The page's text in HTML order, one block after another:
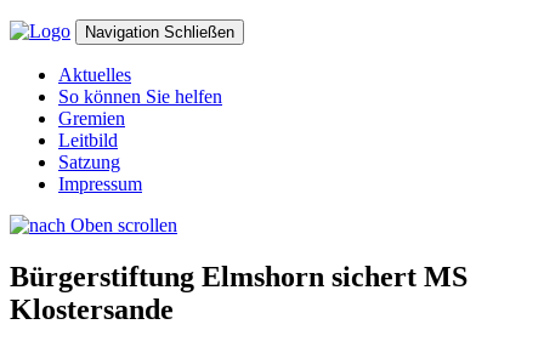
Navigation Schließen
Aktuelles
So können Sie helfen
Gremien
Leitbild
Satzung
Impressum
Bürgerstiftung Elmshorn sichert MS
Klostersande